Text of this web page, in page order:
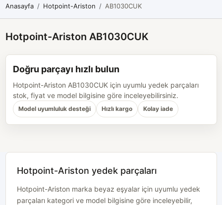
Anasayfa Hotpoint-Ariston AB1030CUK
Hotpoint-Ariston AB1030CUK
Doğru parçayı hızlı bulun
Hotpoint-Ariston AB1030CUK için uyumlu yedek parçaları
stok, fiyat ve model bilgisine göre inceleyebilirsiniz.
Model uyumluluk desteği Hızlı kargo Kolay iade
Hotpoint-Ariston yedek parçaları
Hotpoint-Ariston marka beyaz eşyalar için uyumlu yedek
parçaları kategori ve model bilgisine göre inceleyebilir,